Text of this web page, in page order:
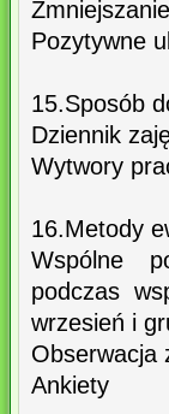
Pozytywne
15.Sposób
Dziennik
Wytwory
16.Metody
Wspólne
podczas
wrzesień i
Obserwacja
Ankiety